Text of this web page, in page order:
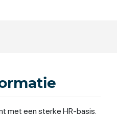
met een sterke HR-basis.